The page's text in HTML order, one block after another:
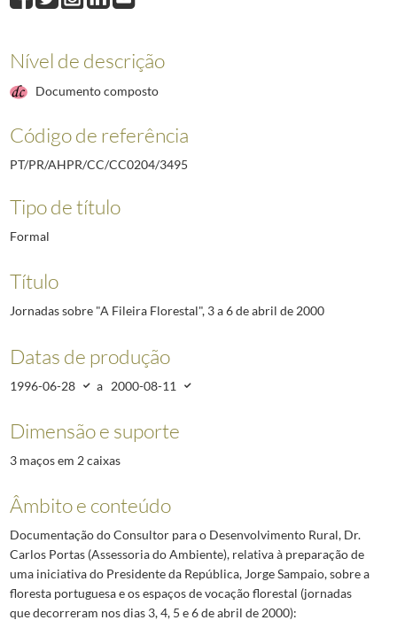
3502 Presidência Aberta na Área Metropolitana de Lisboa
Nova Ponte / ZPE
3848 Caso Totta & Açores - OPA ou não OPA
5907 Conferência sobre VIH/SIDA - Dublin - 22/24 Fevereiro 2004
Nível de descrição
Documento composto
Código de referência
PT/PR/AHPR/CC/CC0204/3495
Tipo de título
Formal
Título
Jornadas sobre "A Fileira Florestal", 3 a 6 de abril de 2000
Datas de produção
1996-06-28 a 2000-08-11
Dimensão e suporte
3 maços em 2 caixas
Âmbito e conteúdo
Documentação do Consultor para o Desenvolvimento Rural, Dr.
Carlos Portas (Assessoria do Ambiente), relativa à preparação de
uma iniciativa do Presidente da República, Jorge Sampaio, sobre a
floresta portuguesa e os espaços de vocação florestal (jornadas
que decorreram nos dias 3, 4, 5 e 6 de abril de 2000):